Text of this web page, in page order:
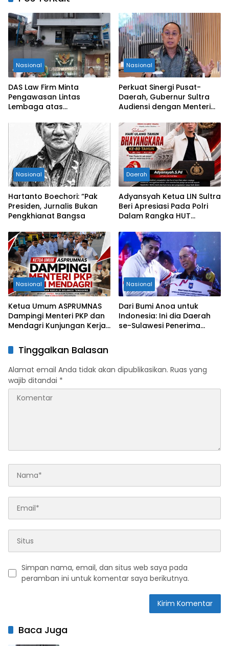
Nasional
DAS Law Firm Minta
Pengawasan Lintas
Lembaga atas
Objek Sengketa di
Pengadilan Negeri Jakarta
Nasional
Perkuat Sinergi Pusat-
Daerah, Gubernur Sultra
Audiensi dengan Menteri
Nasional
Hartanto Boechori: “Pak
Presiden, Jurnalis Bukan
Pengkhianat Bangsa
Daerah
Adyansyah Ketua LIN Sultra
Beri Apresiasi Pada Polri
Dalam Rangka HUT
Nasional
Ketua Umum ASPRUMNAS
Dampingi Menteri PKP dan
Mendagri Kunjungan Kerja
Program Rumah Layak Huni
dan Konsolidasi Organisasi
Nasional
Dari Bumi Anoa untuk
Indonesia: Ini dia Daerah
se-Sulawesi Penerima
Tinggalkan Balasan
Alamat email Anda tidak akan dipublikasikan. Ruas yang
wajib ditandai *
Simpan nama, email, dan situs web saya pada
peramban ini untuk komentar saya berikutnya.
Baca Juga